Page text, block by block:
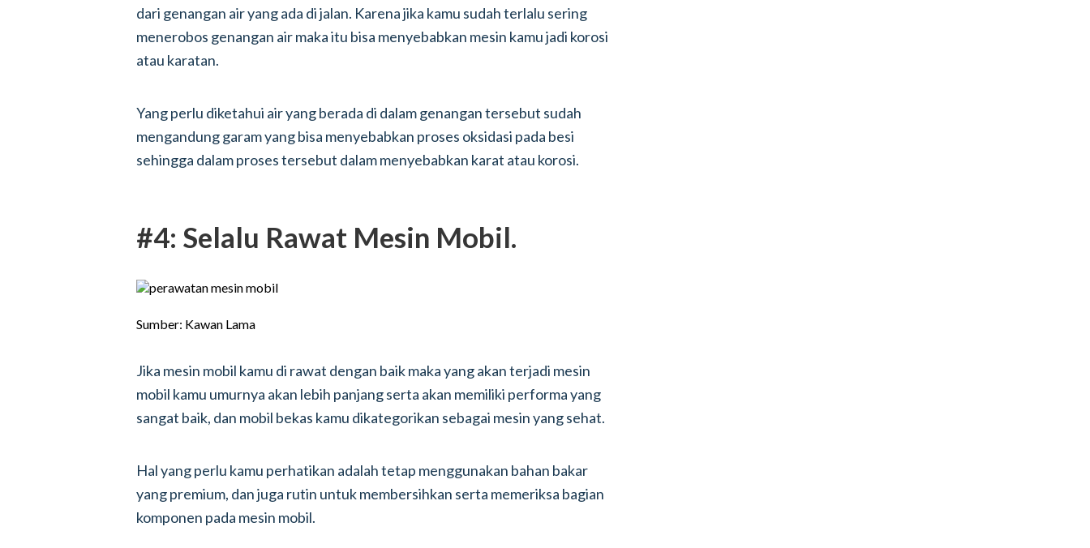
dari genangan air yang ada di jalan. Karena jika kamu sudah terlalu sering
menerobos genangan air maka itu bisa menyebabkan mesin kamu jadi korosi
atau karatan.
Yang perlu diketahui air yang berada di dalam genangan tersebut sudah
mengandung garam yang bisa menyebabkan proses oksidasi pada besi
sehingga dalam proses tersebut dalam menyebabkan karat atau korosi.
#4: Selalu Rawat Mesin Mobil.
Sumber: Kawan Lama
Jika mesin mobil kamu di rawat dengan baik maka yang akan terjadi mesin
mobil kamu umurnya akan lebih panjang serta akan memiliki performa yang
sangat baik, dan mobil bekas kamu dikategorikan sebagai mesin yang sehat.
Hal yang perlu kamu perhatikan adalah tetap menggunakan bahan bakar
yang premium, dan juga rutin untuk membersihkan serta memeriksa bagian
komponen pada mesin mobil.